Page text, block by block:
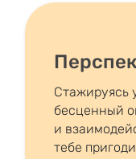
Стажируясь
бесценный
и
тебе